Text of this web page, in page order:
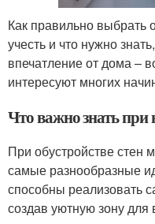
Как правильно выбрать
учесть и что нужно
впечатление от дома –
интересуют многих
Что важно знать при
При обустройстве стен
самые разнообразные
способны реализовать
создав уютную зону для